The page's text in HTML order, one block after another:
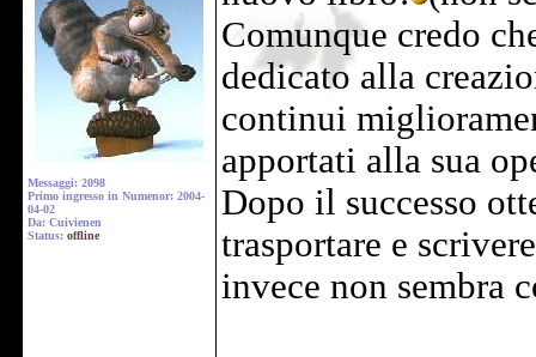
Messaggi: 2098
Primo ingresso in Numenor: 2004-
04-02
Da: Cuivienen
Status: offline
Comunque credo
dedicato alla
continui
apportati alla sua
Dopo il successo
trasportare e
invece non sembra